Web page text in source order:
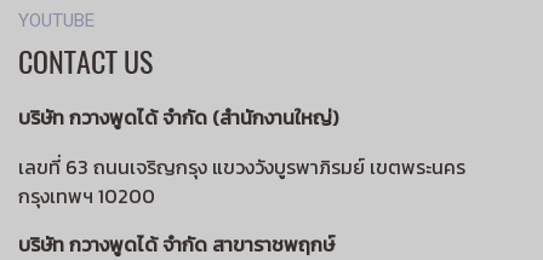
YOUTUBE
CONTACT US
บริษัท กวางพูดได้ จำกัด (สำนักงานใหญ่)
เลขที่ 63 ถนนเจริญกรุง แขวงวังบูรพาภิรมย์ เขตพระนคร
กรุงเทพฯ 10200
บริษัท กวางพูดได้ จำกัด สาขาราชพฤกษ์